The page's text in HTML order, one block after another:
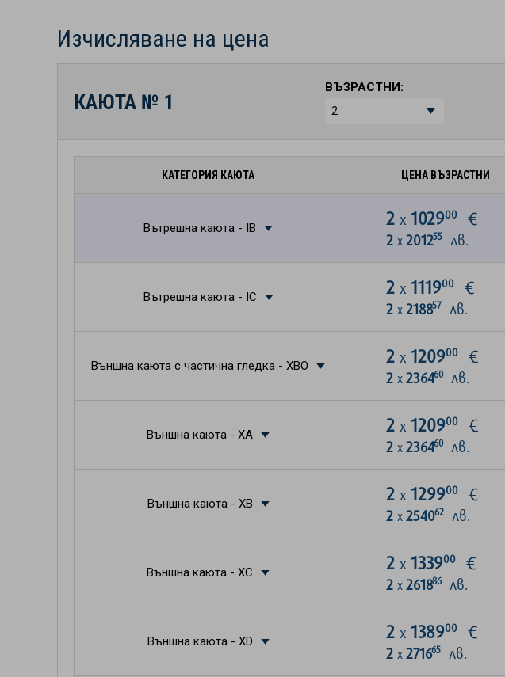
Изчисляване на цена
КАЮТА № 1
ВЪЗРАСТНИ:
КАТЕГОРИЯ КАЮТА ЦЕНА ВЪЗРАСТНИ
Вътрешна каюта - IB 2 х 102900 €
2 х 201255 лв.
Вътрешна каюта - IC 2 х 111900 €
2 х 218857 лв.
Външна каюта с частична гледка - XBO 2 х 120900 €
2 х 236460лв.
Външна каюта - XA 2 х 120900 €
2 х 236460лв.
Външна каюта - XB 2 х 129900 €
2 х 254062 лв.
Външна каюта - XC 2 х 133900 €
2 х 261886 лв.
Външна каюта - XD 2 х 138900 €
2 х 271665 лв.